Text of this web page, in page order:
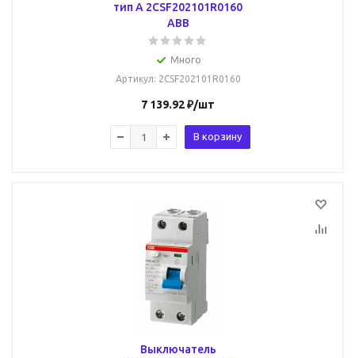
тип A 2CSF202101R0160
ABB
Много
Артикул: 2CSF202101R0160
7 139.92₽/шт
В корзину
Выключатель